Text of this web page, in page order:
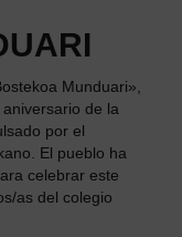
Munduari»,
de la
por el
El pueblo ha
celebrar este
as del colegio